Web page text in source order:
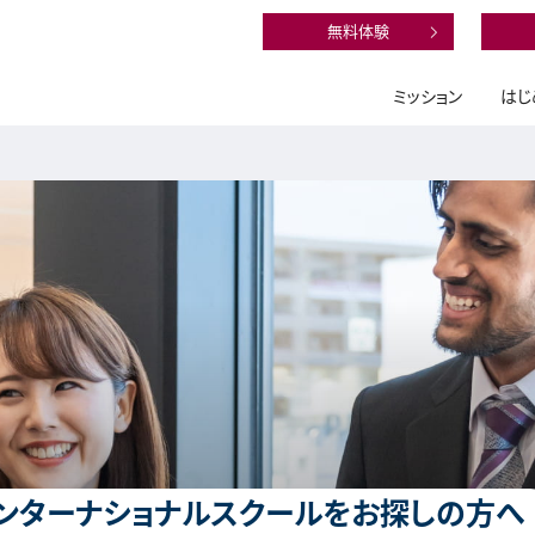
無料体験
ミッション は
ターナショナルスクールをお探しの方へ